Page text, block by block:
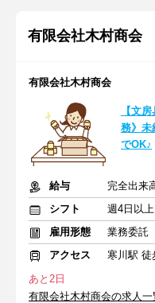
有限会社木村商会
有限会社木村商会
【文
務》未
でOK♪
給与
完全出来
シフト
雇用形態
業務委託
アクセス
寒川駅 徒
あと2日
有限会社木村商会の求人一